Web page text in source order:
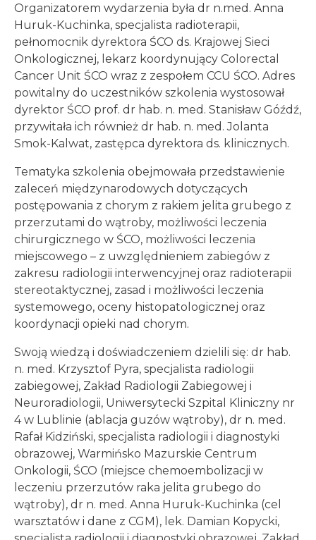
Organizatorem wydarzenia była dr n.med. Anna
Huruk-Kuchinka, specjalista radioterapii,
pełnomocnik dyrektora ŚCO ds. Krajowej Sieci
Onkologicznej, lekarz koordynujący Colorectal
Cancer Unit ŚCO wraz z zespołem CCU ŚCO. Adres
powitalny do uczestników szkolenia wystosował
dyrektor ŚCO prof. dr hab. n. med. Stanisław Góźdź,
przywitała ich również dr hab. n. med. Jolanta
Smok-Kalwat, zastępca dyrektora ds. klinicznych.
Tematyka szkolenia obejmowała przedstawienie
zaleceń międzynarodowych dotyczących
postępowania z chorym z rakiem jelita grubego z
przerzutami do wątroby, możliwości leczenia
chirurgicznego w ŚCO, możliwości leczenia
miejscowego – z uwzględnieniem zabiegów z
zakresu radiologii interwencyjnej oraz radioterapii
stereotaktycznej, zasad i możliwości leczenia
systemowego, oceny histopatologicznej oraz
koordynacji opieki nad chorym.
Swoją wiedzą i doświadczeniem dzielili się: dr hab.
n. med. Krzysztof Pyra, specjalista radiologii
zabiegowej, Zakład Radiologii Zabiegowej i
Neuroradiologii, Uniwersytecki Szpital Kliniczny nr
4 w Lublinie (ablacja guzów wątroby), dr n. med.
Rafał Kidziński, specjalista radiologii i diagnostyki
obrazowej, Warmińsko Mazurskie Centrum
Onkologii, ŚCO (miejsce chemoembolizacji w
leczeniu przerzutów raka jelita grubego do
wątroby), dr n. med. Anna Huruk-Kuchinka (cel
warsztatów i dane z CGM), lek. Damian Kopycki,